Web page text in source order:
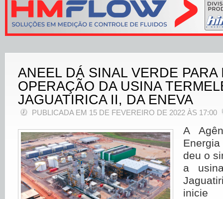
ANEEL DÁ SINAL VERDE PARA
OPERAÇÃO DA USINA
JAGUATIRICA II, DA ENEVA
PUBLICADA EM 15 DE FEVEREIRO DE 2022 ÀS 17:00
A
deu o
a
inicie